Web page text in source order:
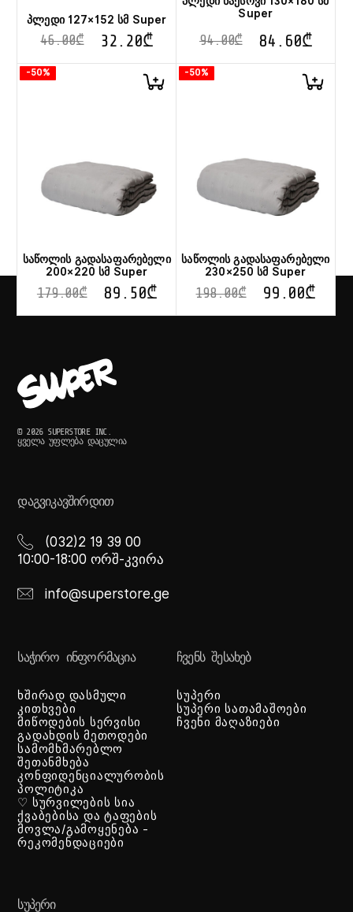
პლედი 127×152 სმ Super
46.00₾ 32.20₾
Super
94.00₾ 84.60₾
-50%
საწოლის გადასაფარებელი
200×220 სმ Super
179.00₾ 89.50₾
-50%
საწოლის გადასაფარებელი
230×250 სმ Super
198.00₾ 99.00₾
© 2026 SUPERSTORE INC.
ᲧᲕᲔᲚᲐ ᲣᲤᲚᲔᲑᲐ ᲓᲐᲪᲣᲚᲘᲐ
ᲓᲐᲒᲕᲘᲙᲐᲕᲨᲘᲠᲓᲘᲗ
(032)2 19 39 00
10:00-18:00 ორშ-კვირა
info@superstore.ge
ᲡᲐᲭᲘᲠᲝ ᲘᲜᲤᲝᲠᲛᲐᲪᲘᲐ
ხშირად დასმული
კითხვები
მიწოდების სერვისი
გადახდის მეთოდები
სამომხმარებლო
შეთანმხება
კონფიდენციალურობის
პოლიტიკა
♡ სურვილების სია
ქვაბებისა და ტაფების
მოვლა/გამოყენება -
რეკომენდაციები
ᲩᲕᲔᲜᲡ ᲨᲔᲡᲐᲮᲔᲑ
სუპერი
სუპერი სათამაშოები
ჩვენი მაღაზიები
ᲡᲣᲞᲔᲠᲘ